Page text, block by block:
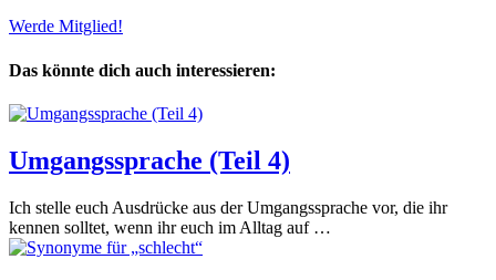
Werde Mitglied!
Das könnte dich auch interessieren:
Umgangssprache (Teil 4)
Ich stelle euch Ausdrücke aus der Umgangssprache vor, die ihr
kennen solltet, wenn ihr euch im Alltag auf …